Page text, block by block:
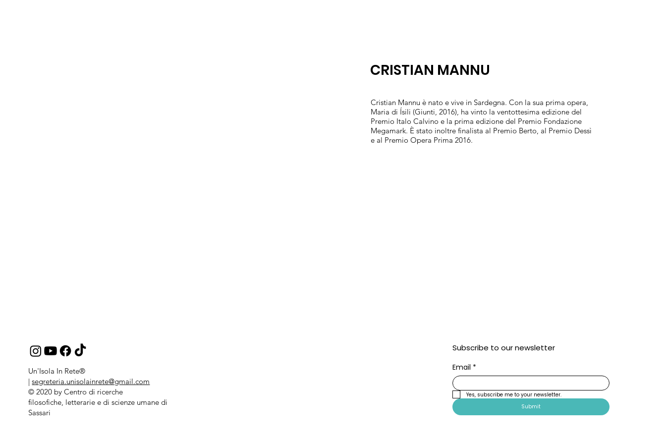
CRISTIAN MANNU
Cristian Mannu è nato e vive in Sardegna. Con la sua prima opera,
Maria di Ísili (Giunti, 2016), ha vinto la ventottesima edizione del
Premio Italo Calvino e la prima edizione del Premio Fondazione
Megamark. È stato inoltre finalista al Premio Berto, al Premio Dessì
e al Premio Opera Prima 2016.
Un'Isola In Rete®
|segreteria.unisolainrete@gmail.com
© 2020 by Centro di ricerche
filosofiche, letterarie e di scienze umane di
Sassari
Subscribe to our newsletter
Email *
Yes, subscribe me to your newsletter.
Submit